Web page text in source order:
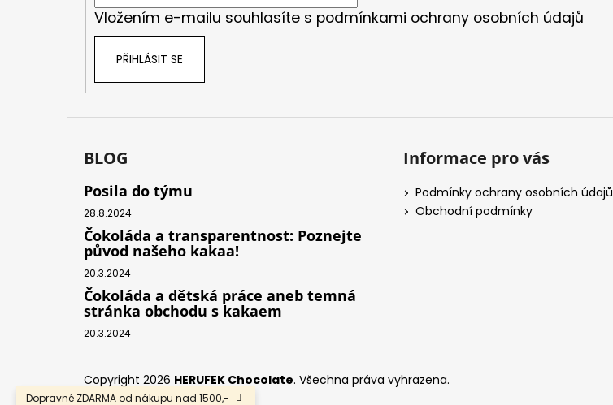
Dopravné ZDARMA od nákupu nad 1500,-
Vložením e-mailu souhlasíte s podmínkami ochrany osobních údajů
PŘIHLÁSIT SE
BLOG
Posila do týmu
28.8.2024
Čokoláda a transparentnost: Poznejte
původ našeho kakaa!
20.3.2024
Čokoláda a dětská práce aneb temná
stránka obchodu s kakaem
20.3.2024
Informace pro vás
Podmínky ochrany osobních údajů
Obchodní podmínky
Copyright 2026 HERUFEK Chocolate. Všechna práva vyhrazena.